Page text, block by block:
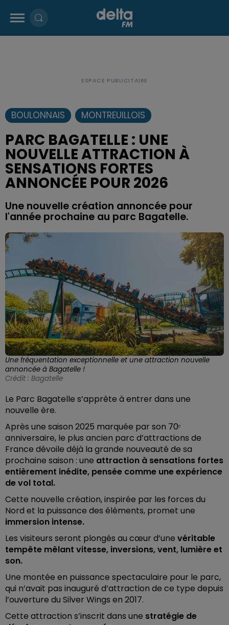
BOULONNAIS MONTREUILLOIS
PARC BAGATELLE : UNE
NOUVELLE ATTRACTION À
SENSATIONS FORTES
ANNONCÉE POUR 2026
Une nouvelle création annoncée pour
l'année prochaine au parc Bagatelle.
Une fréquentation exceptionnelle et une attraction nouvelle
annoncée à Bagatelle !
Crédit : Bagatelle
Le Parc Bagatelle s’apprête à entrer dans une
nouvelle ère.
Après une saison 2025 marquée par son 70ᵉ
anniversaire, le plus ancien parc d’attractions de
France dévoile déjà la grande nouveauté de sa
prochaine saison : une attraction à sensations fortes
entièrement inédite, pensée comme une expérience
de vol total.
Cette nouvelle création, inspirée par les forces du
Nord et la puissance des éléments, promet une
immersion intense.
Les visiteurs seront plongés au cœur d’une véritable
tempête mêlant vitesse, inversions, vent, lumière et
son.
Une montée en puissance spectaculaire pour le parc,
qui n’avait pas inauguré d’attraction de ce type depuis
l’ouverture du Silver Wings en 2017.
Cette attraction s’inscrit dans une stratégie de